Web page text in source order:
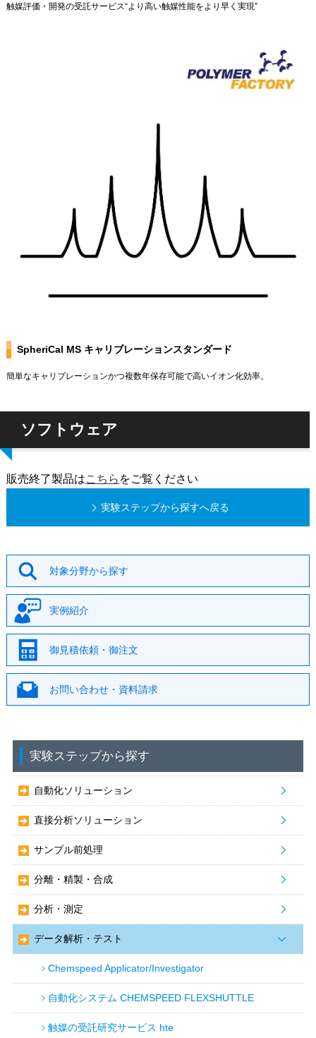
触媒評価・開発の受託サービス“より高い触媒性能をより早く実現”
SpheriCal MS キャリブレーションスタンダード
簡単なキャリブレーションかつ複数年保存可能で高いイオン化効率。
ソフトウェア
販売終了製品はこちら をご覧ください
実験ステップから探すへ戻る
対象分野から探す
実例紹介
御見積依頼・御注文
お問い合わせ・資料請求
実験ステップから探す
自動化ソリューション
直接分析ソリューション
サンプル前処理
分離・精製・合成
分析・測定
データ解析・テスト
Chemspeed Applicator/Investigator
自動化システム CHEMSPEED FLEXSHUTTLE
触媒の受託研究サービス hte